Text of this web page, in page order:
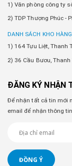
1) Văn phòng công ty
2) TDP Thượng Phúc -
DANH SÁCH KHO HÀNG
1) 164 Tựu Liệt, Thanh
2) 36 Cầu Bươu, Thanh
ĐĂNG KÝ NHẬN
Để nhận tất cả tin mới
email để nhận thông
ĐỒNG Ý